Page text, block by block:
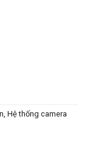
, Hệ thống camera